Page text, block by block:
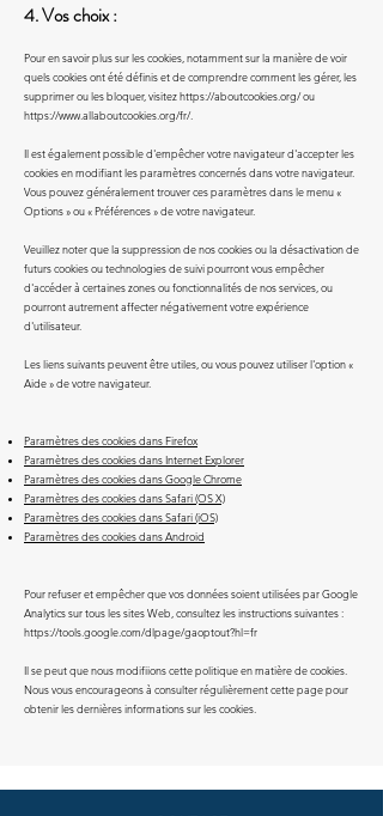
4. Vos choix :
Pour en savoir plus sur les cookies, notamment sur la manière de voir
quels cookies ont été définis et de comprendre comment les gérer, les
supprimer ou les bloquer, visitezhttps://aboutcookies.org/ou
https://www.allaboutcookies.org/fr/.
Il est également possible d'empêcher votre navigateur d'accepter les
cookies en modifiant les paramètres concernés dans votre navigateur.
Vous pouvez généralement trouver ces paramètres dans le menu «
Options » ou « Préférences » de votre navigateur.
Veuillez noter que la suppression de nos cookies ou la désactivation de
futurs cookies ou technologies de suivi pourront vous empêcher
d'accéder à certaines zones ou fonctionnalités de nos services, ou
pourront autrement affecter négativement votre expérience
d'utilisateur.
Les liens suivants peuvent être utiles, ou vous pouvez utiliser l'option «
Aide » de votre navigateur.
Paramètres des cookies dans Firefox
Paramètres des cookies dans Internet Explorer
Paramètres des cookies dans Google Chrome
Paramètres des cookies dans Safari (OS X)
Paramètres des cookies dans Safari (iOS)
Paramètres des cookies dans Android
Pour refuser et empêcher que vos données soient utilisées par Google
Analytics sur tous les sites Web, consultez les instructions suivantes :
https://tools.google.com/dlpage/gaoptout?hl=fr
Il se peut que nous modifiions cette politique en matière de cookies.
Nous vous encourageons à consulter régulièrement cette page pour
obtenir les dernières informations sur les cookies.